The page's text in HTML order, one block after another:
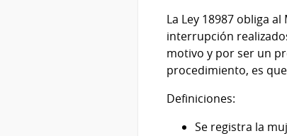
La Ley 18987 obliga
interrupción
motivo y por ser un
procedimiento, es
Definiciones:
Se registra la